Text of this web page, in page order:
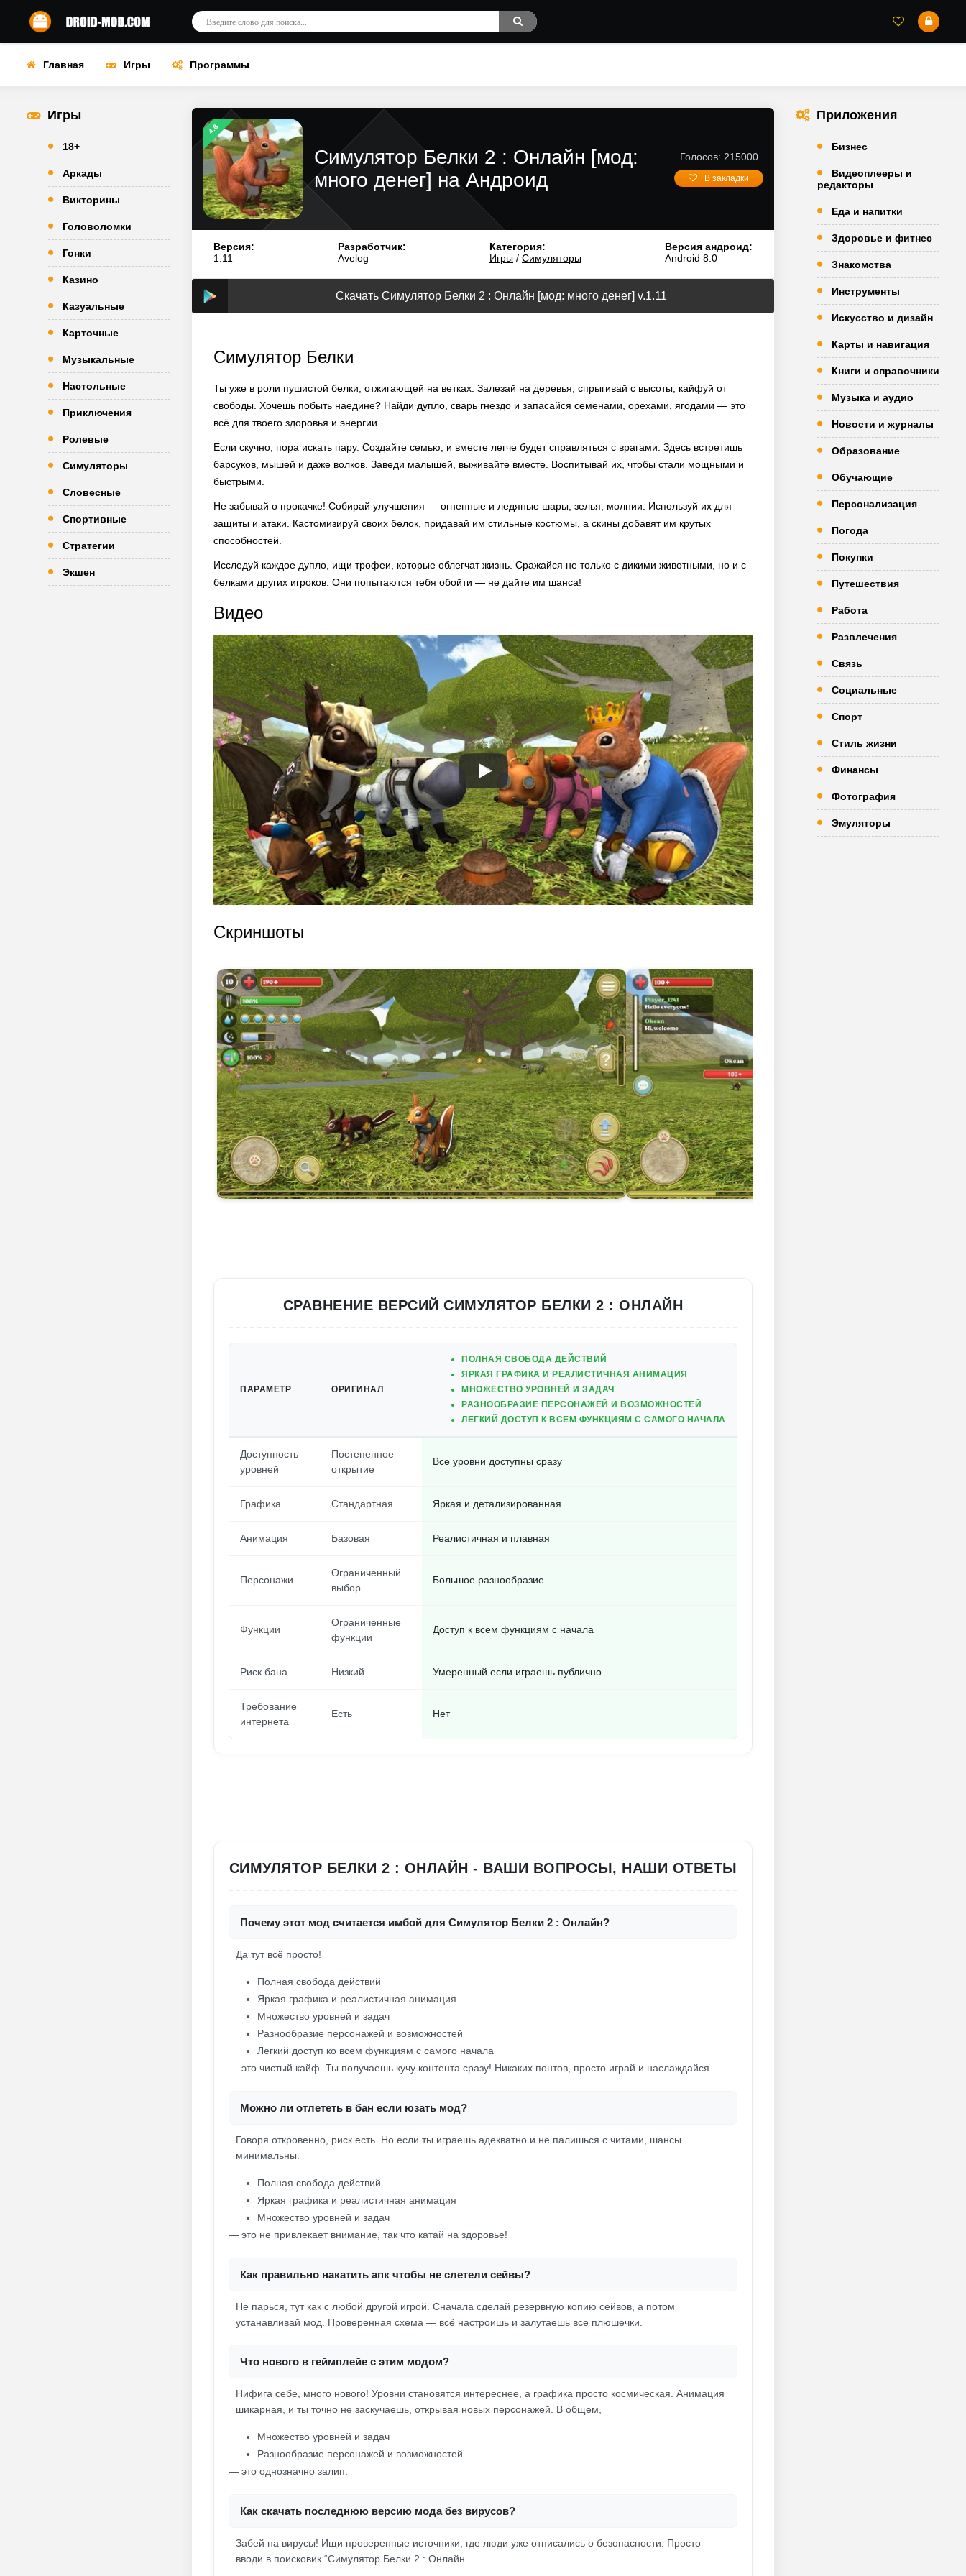
Главная Игры Программы
Игры
18+
Аркады
Викторины
Головоломки
Гонки
Казино
Казуальные
Карточные
Музыкальные
Настольные
Приключения
Ролевые
Симуляторы
Словесные
Спортивные
Стратегии
Экшен
4.8
Симулятор Белки 2 : Онлайн [мод:
много денег] на Андроид
Голосов: 215000
В закладки
Версия:
1.11
Разработчик:
Avelog
Категория:
Игры / Симуляторы
Версия андроид:
Android 8.0
Скачать Симулятор Белки 2 : Онлайн [мод: много денег] v.1.11
Симулятор Белки
Ты уже в роли пушистой белки, отжигающей на ветках. Залезай на деревья, спрыгивай с высоты, кайфуй от
свободы. Хочешь побыть наедине? Найди дупло, сварь гнездо и запасайся семенами, орехами, ягодами — это
всё для твоего здоровья и энергии.
Если скучно, пора искать пару. Создайте семью, и вместе легче будет справляться с врагами. Здесь встретишь
барсуков, мышей и даже волков. Заведи малышей, выживайте вместе. Воспитывай их, чтобы стали мощными и
быстрыми.
Не забывай о прокачке! Собирай улучшения — огненные и ледяные шары, зелья, молнии. Используй их для
защиты и атаки. Кастомизируй своих белок, придавай им стильные костюмы, а скины добавят им крутых
способностей.
Исследуй каждое дупло, ищи трофеи, которые облегчат жизнь. Сражайся не только с дикими животными, но и с
белками других игроков. Они попытаются тебя обойти — не дайте им шанса!
Видео
Скриншоты
СРАВНЕНИЕ ВЕРСИЙ СИМУЛЯТОР БЕЛКИ 2 : ОНЛАЙН
ПАРАМЕТР ОРИГИНАЛ
ПОЛНАЯ СВОБОДА ДЕЙСТВИЙ
ЯРКАЯ ГРАФИКА И РЕАЛИСТИЧНАЯ АНИМАЦИЯ
МНОЖЕСТВО УРОВНЕЙ И ЗАДАЧ
РАЗНООБРАЗИЕ ПЕРСОНАЖЕЙ И ВОЗМОЖНОСТЕЙ
ЛЕГКИЙ ДОСТУП К ВСЕМ ФУНКЦИЯМ С САМОГО НАЧАЛА
Доступность
уровней
Постепенное
открытие
Все уровни доступны сразу
Графика Стандартная Яркая и детализированная
Анимация Базовая Реалистичная и плавная
Персонажи
Ограниченный
выбор
Большое разнообразие
Функции
Ограниченные
функции
Доступ к всем функциям с начала
Риск бана Низкий Умеренный если играешь публично
Требование
интернета
Есть Нет
СИМУЛЯТОР БЕЛКИ 2 : ОНЛАЙН - ВАШИ ВОПРОСЫ, НАШИ ОТВЕТЫ
Почему этот мод считается имбой для Симулятор Белки 2 : Онлайн?
Да тут всё просто!
Полная свобода действий
Яркая графика и реалистичная анимация
Множество уровней и задач
Разнообразие персонажей и возможностей
Легкий доступ ко всем функциям с самого начала
— это чистый кайф. Ты получаешь кучу контента сразу! Никаких понтов, просто играй и наслаждайся.
Можно ли отлететь в бан если юзать мод?
Говоря откровенно, риск есть. Но если ты играешь адекватно и не палишься с читами, шансы
минимальны.
Полная свобода действий
Яркая графика и реалистичная анимация
Множество уровней и задач
— это не привлекает внимание, так что катай на здоровье!
Как правильно накатить апк чтобы не слетели сейвы?
Не парься, тут как с любой другой игрой. Сначала сделай резервную копию сейвов, а потом
устанавливай мод. Проверенная схема — всё настроишь и залутаешь все плюшечки.
Что нового в геймплейе с этим модом?
Нифига себе, много нового! Уровни становятся интереснее, а графика просто космическая. Анимация
шикарная, и ты точно не заскучаешь, открывая новых персонажей. В общем,
Множество уровней и задач
Разнообразие персонажей и возможностей
— это однозначно залип.
Как скачать последнюю версию мода без вирусов?
Забей на вирусы! Ищи проверенные источники, где люди уже отписались о безопасности. Просто
вводи в поисковик “Симулятор Белки 2 : Онлайн
Приложения
Бизнес
Видеоплееры и
редакторы
Еда и напитки
Здоровье и фитнес
Знакомства
Инструменты
Искусство и дизайн
Карты и навигация
Книги и справочники
Музыка и аудио
Новости и журналы
Образование
Обучающие
Персонализация
Погода
Покупки
Путешествия
Работа
Развлечения
Связь
Социальные
Спорт
Стиль жизни
Финансы
Фотография
Эмуляторы